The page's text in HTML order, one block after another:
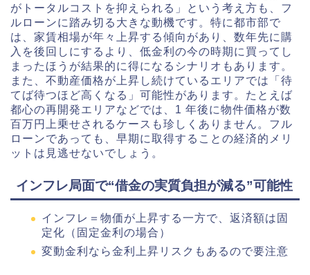
がトータルコストを抑えられる」という考え方も、フ
ルローンに踏み切る大きな動機です。特に都市部で
は、家賃相場が年々上昇する傾向があり、数年先に購
入を後回しにするより、低金利の今の時期に買ってし
まったほうが結果的に得になるシナリオもあります。
また、不動産価格が上昇し続けているエリアでは「待
てば待つほど高くなる」可能性があります。たとえば
都心の再開発エリアなどでは、1 年後に物件価格が数
百万円上乗せされるケースも珍しくありません。フル
ローンであっても、早期に取得することの経済的メリ
ットは見逃せないでしょう。
インフレ局面で“借金の実質負担が減る”可能性
インフレ＝物価が上昇する一方で、返済額は固
定化（固定金利の場合）
変動金利なら金利上昇リスクもあるので要注意